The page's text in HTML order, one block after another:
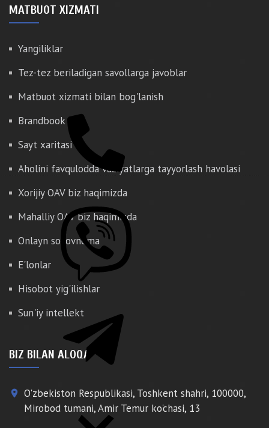
MATBUOT XIZMATI
Yangiliklar
Tez-tez beriladigan savollarga javoblar
Matbuot xizmati bilan bog'lanish
Brandbook
Sayt xaritasi
Aholini favqulodda vaziyatlarga tayyorlash havolasi
Xorijiy OAV biz haqimizda
Mahalliy OAV biz haqimizda
Onlayn so'rovnoma
E'lonlar
Hisobot yig'ilishlar
Sun'iy intellekt
BIZ BILAN ALOQA
place O'zbekiston Respublikasi, Toshkent shahri, 100000,
Mirobod tumani, Amir Temur ko'chasi, 13